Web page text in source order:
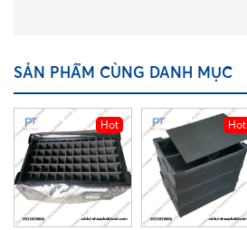
SẢN PHẨM CÙNG DANH MỤC
Hot Hot